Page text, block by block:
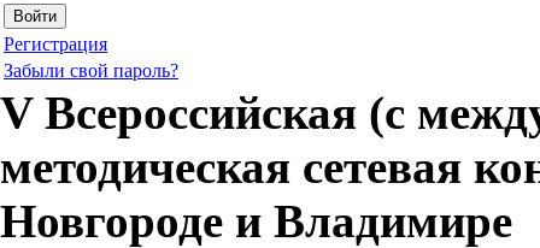
Регистрация
Забыли свой пароль?
V Всероссийская (с
методическая сетевая
Новгороде и Владимире